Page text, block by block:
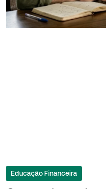
Educação Financeira